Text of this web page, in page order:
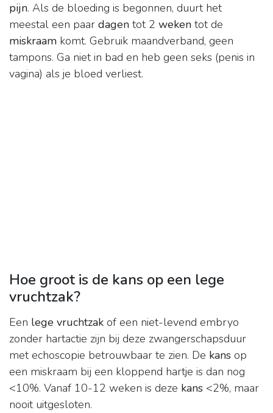
pijn. Als de bloeding is begonnen, duurt het
meestal een paar dagen tot 2 weken tot de
miskraam komt. Gebruik maandverband, geen
tampons. Ga niet in bad en heb geen seks (penis in
vagina) als je bloed verliest.
Hoe groot is de kans op een lege
vruchtzak?
Een lege vruchtzak of een niet-levend embryo
zonder hartactie zijn bij deze zwangerschapsduur
met echoscopie betrouwbaar te zien. De kans op
een miskraam bij een kloppend hartje is dan nog
<10%. Vanaf 10-12 weken is deze kans <2%, maar
nooit uitgesloten.